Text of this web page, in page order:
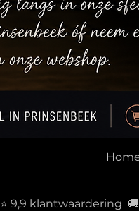
⭐ 9,9 klantwaardering